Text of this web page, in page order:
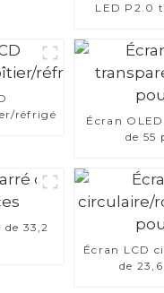
LED P2.0
réfrigérateurÉcran
de 55
33,2
Écran LCD
de